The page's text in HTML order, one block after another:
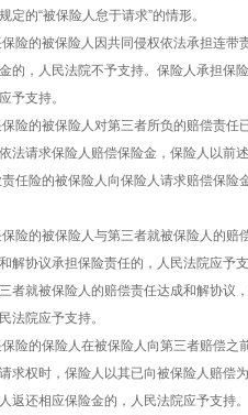
定的“被保险人怠于请求”的情形。
险的被保险人因共同侵权依法承担连带
的，人民法院不予支持。保险人承担保
予支持。
险的被保险人对第三者所负的赔偿责任
法请求保险人赔偿保险金，保险人以前
任险的被保险人向保险人请求赔偿保险
险的被保险人与第三者就被保险人的赔
解协议承担保险责任的，人民法院应予支
就被保险人的赔偿责任达成和解协议
法院应予支持。
险的保险人在被保险人向第三者赔偿之
求权时，保险人以其已向被保险人赔偿
返还相应保险金的，人民法院应予支持。